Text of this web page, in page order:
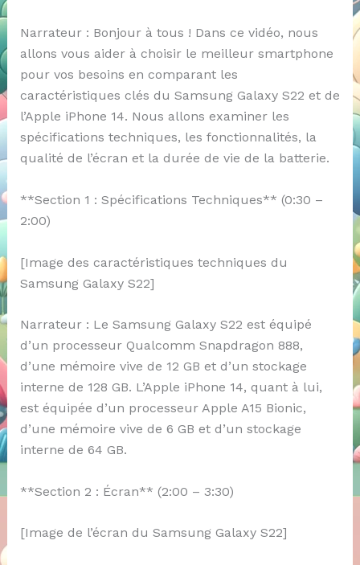
Narrateur : Bonjour à tous ! Dans ce vidéo, nous
allons vous aider à choisir le meilleur smartphone
pour vos besoins en comparant les
caractéristiques clés du Samsung Galaxy S22 et de
l’Apple iPhone 14. Nous allons examiner les
spécifications techniques, les fonctionnalités, la
qualité de l’écran et la durée de vie de la batterie.
**Section 1 : Spécifications Techniques** (0:30 –
2:00)
[Image des caractéristiques techniques du
Samsung Galaxy S22]
Narrateur : Le Samsung Galaxy S22 est équipé
d’un processeur Qualcomm Snapdragon 888,
d’une mémoire vive de 12 GB et d’un stockage
interne de 128 GB. L’Apple iPhone 14, quant à lui,
est équipée d’un processeur Apple A15 Bionic,
d’une mémoire vive de 6 GB et d’un stockage
interne de 64 GB.
**Section 2 : Écran** (2:00 – 3:30)
[Image de l’écran du Samsung Galaxy S22]